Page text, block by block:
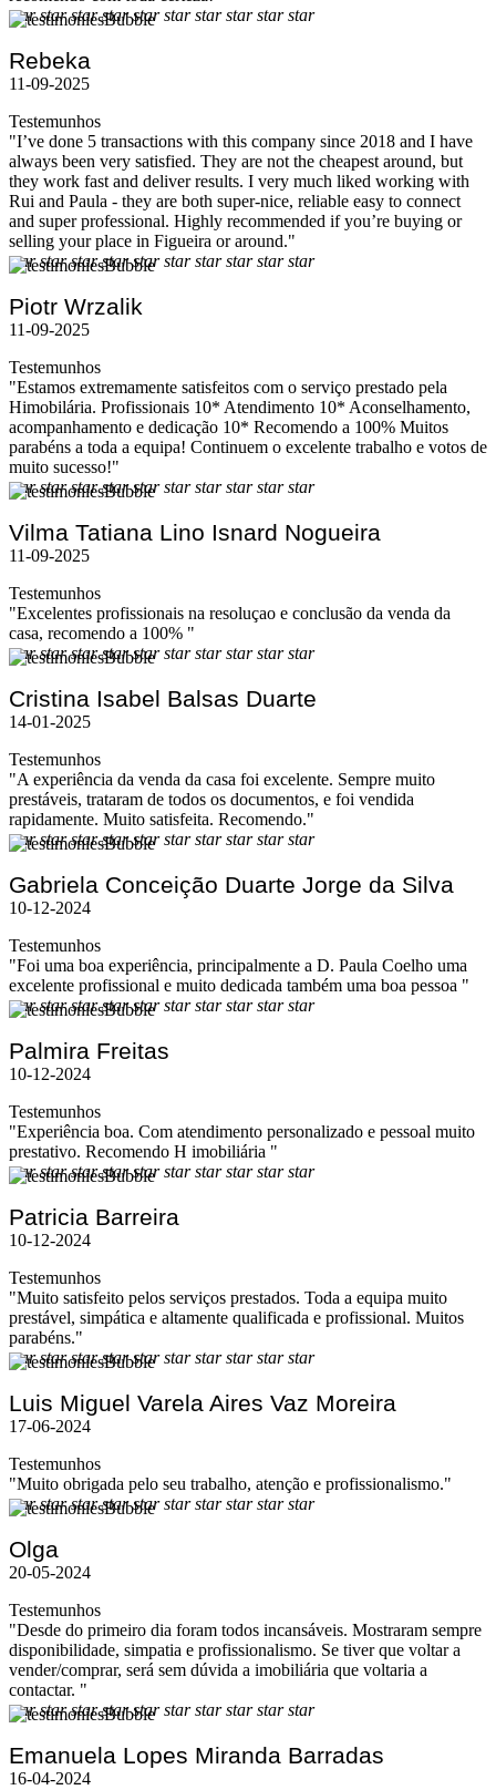
star star star star star star star star star star
Rebeka
11-09-2025
Testemunhos
"I’ve done 5 transactions with this company since 2018 and I have
always been very satisfied. They are not the cheapest around, but
they work fast and deliver results. I very much liked working with
Rui and Paula - they are both super-nice, reliable easy to connect
and super professional. Highly recommended if you’re buying or
selling your place in Figueira or around."
star star star star star star star star star star
Piotr Wrzalik
11-09-2025
Testemunhos
"Estamos extremamente satisfeitos com o serviço prestado pela
Himobilária. Profissionais 10* Atendimento 10* Aconselhamento,
acompanhamento e dedicação 10* Recomendo a 100% Muitos
parabéns a toda a equipa! Continuem o excelente trabalho e votos de
muito sucesso!"
star star star star star star star star star star
Vilma Tatiana Lino Isnard Nogueira
11-09-2025
Testemunhos
"Excelentes profissionais na resoluçao e conclusão da venda da
casa, recomendo a 100% "
star star star star star star star star star star
Cristina Isabel Balsas Duarte
14-01-2025
Testemunhos
"A experiência da venda da casa foi excelente. Sempre muito
prestáveis, trataram de todos os documentos, e foi vendida
rapidamente. Muito satisfeita. Recomendo."
star star star star star star star star star star
Gabriela Conceição Duarte Jorge da Silva
10-12-2024
Testemunhos
"Foi uma boa experiência, principalmente a D. Paula Coelho uma
excelente profissional e muito dedicada também uma boa pessoa "
star star star star star star star star star star
Palmira Freitas
10-12-2024
Testemunhos
"Experiência boa. Com atendimento personalizado e pessoal muito
prestativo. Recomendo H imobiliária "
star star star star star star star star star star
Patricia Barreira
10-12-2024
Testemunhos
"Muito satisfeito pelos serviços prestados. Toda a equipa muito
prestável, simpática e altamente qualificada e profissional. Muitos
parabéns."
star star star star star star star star star star
Luis Miguel Varela Aires Vaz Moreira
17-06-2024
Testemunhos
"Muito obrigada pelo seu trabalho, atenção e profissionalismo."
star star star star star star star star star star
Olga
20-05-2024
Testemunhos
"Desde do primeiro dia foram todos incansáveis. Mostraram sempre
disponibilidade, simpatia e profissionalismo. Se tiver que voltar a
vender/comprar, será sem dúvida a imobiliária que voltaria a
contactar. "
star star star star star star star star star star
Emanuela Lopes Miranda Barradas
16-04-2024